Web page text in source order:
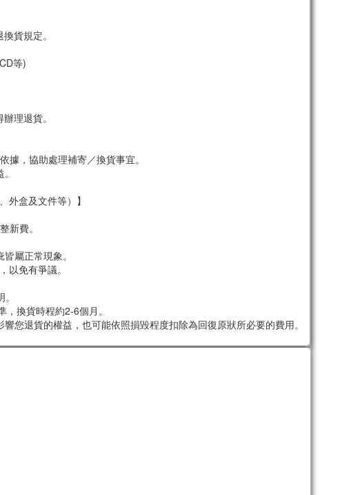
貨規定。
等)
理退貨。
，協助處理補寄／換貨事宜。
外盒及文件等）】
新費。
屬正常現象。
以免有爭議。
換貨時程約2-6個月。
您退貨的權益，也可能依照損毀程度扣除為回復原狀所必要的費用。